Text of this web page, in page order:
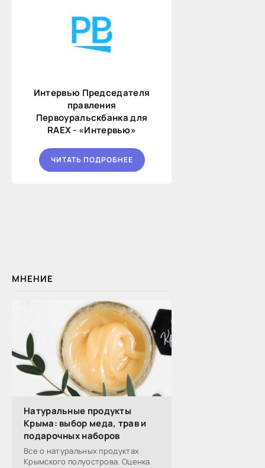
Интервью Председателя
правления
Первоуральскбанка для
RAEX - «Интервью»
ЧИТАТЬ ПОДРОБНЕЕ
МНЕНИЕ
Натуральные продукты
Крыма: выбор меда, трав и
подарочных наборов
Все о натуральных продуктах
Крымского полуострова. Оценка